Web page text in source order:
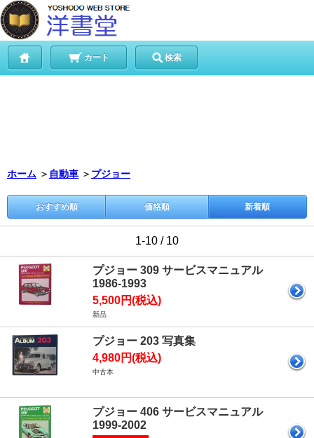
カート 検索
ホーム ＞ 自動車 ＞ プジョー
おすすめ順 価格順 新着順
1-10 / 10
プジョー 309 サービスマニュアル
1986-1993
5,500円(税込)
新品
プジョー 203 写真集
4,980円(税込)
中古本
プジョー 406 サービスマニュアル
1999-2002